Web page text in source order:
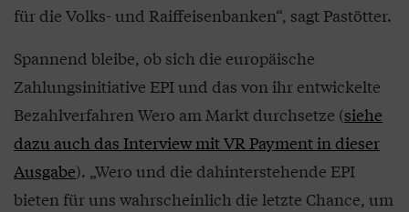
für die Volks- und Raiffeisenbanken“, sagt Pastötter.
Spannend bleibe, ob sich die europäische
Zahlungsinitiative EPI und das von ihr entwickelte
Bezahlverfahren Wero am Markt durchsetze (siehe
dazu auch das Interview mit VR Payment in dieser
Ausgabe). „Wero und die dahinterstehende EPI
bieten für uns wahrscheinlich die letzte Chance, um